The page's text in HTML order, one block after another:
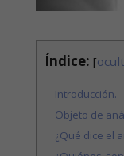
Índice: [
Introducción.
Objeto de
¿Qué dice el